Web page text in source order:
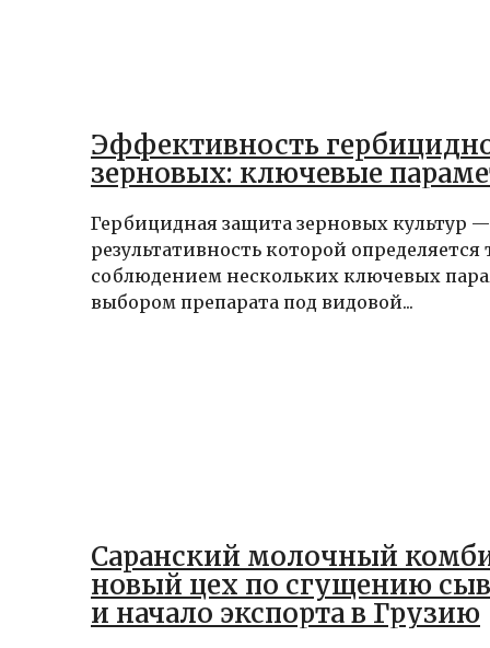
Эффективность
зерновых: ключевые
Гербицидная защита зерновых культур
результативность которой
соблюдением нескольких ключевых
выбором препарата под видовой...
Саранский молочный
новый цех по сгущению
и начало экспорта в Грузию